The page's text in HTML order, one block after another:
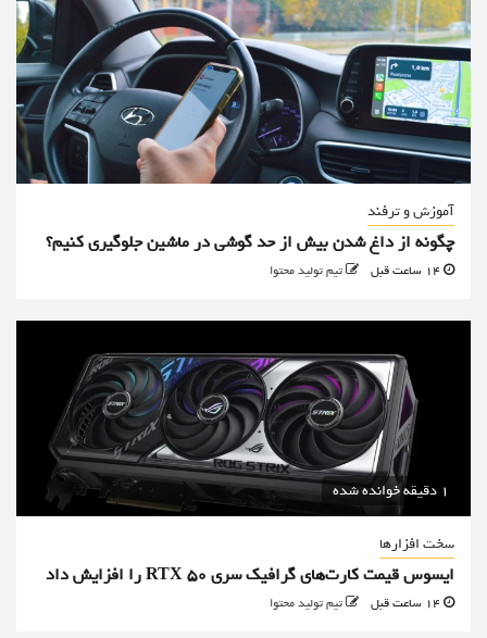
آموزش و ترفند
چگونه از داغ شدن بیش از حد گوشی در ماشین جلوگیری کنیم؟
تیم تولید محتوا
1 دقیقه خوانده شده
سخت افزارها
ایسوس قیمت کارت‌های گرافیک سری RTX 50 را افزایش داد
تیم تولید محتوا